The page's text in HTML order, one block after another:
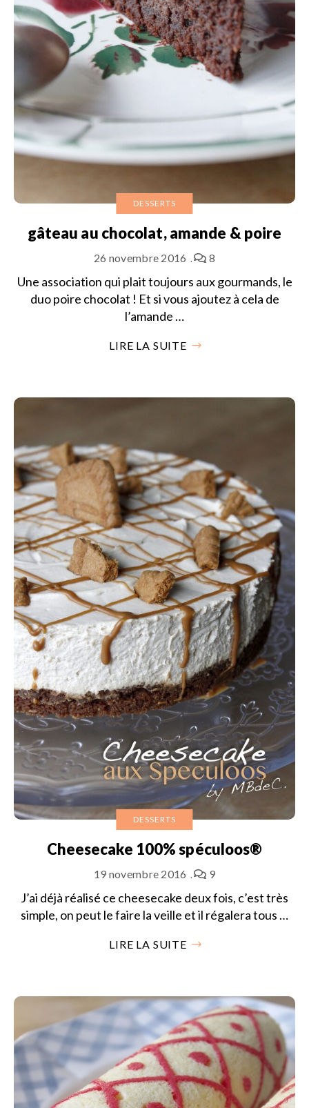
DESSERTS
gâteau au chocolat, amande & poire
26 novembre 2016 8
Une association qui plait toujours aux gourmands, le
duo poire chocolat ! Et si vous ajoutez à cela de
l’amande …
LIRE LA SUITE
DESSERTS
Cheesecake 100% spéculoos®
19 novembre 2016 9
J’ai déjà réalisé ce cheesecake deux fois, c’est très
simple, on peut le faire la veille et il régalera tous …
LIRE LA SUITE